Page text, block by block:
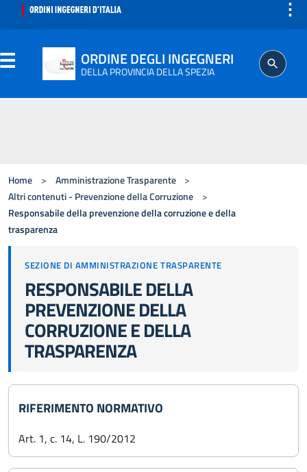
⋮
ORDINE DEGLI INGEGNERI
DELLA PROVINCIA DELLA SPEZIA
ISCRITTO
PROFESSIONE
AGGIORNAMENTO PROFESSIONALE
Home > Amministrazione Trasparente
>
Altri contenuti - Prevenzione della Corruzione
>
Responsabile della prevenzione della corruzione e della
trasparenza
SEZIONE DI AMMINISTRAZIONE TRASPARENTE
RESPONSABILE DELLA
PREVENZIONE DELLA
CORRUZIONE E DELLA
TRASPARENZA
RIFERIMENTO NORMATIVO
Art. 1, c. 14, L. 190/2012